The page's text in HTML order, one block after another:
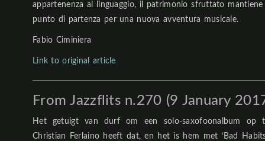
appartenenza al linguaggio, il patrimonio sfruttato
punto di partenza per una nuova avventura musicale.
Fabio Ciminiera
Link to original article
From Jazzflits n.270 (9 January
Het getuigt van durf om een solo-saxofoonalbum op
Christian Ferlaino heeft dat, en het is hem met ‘Bad